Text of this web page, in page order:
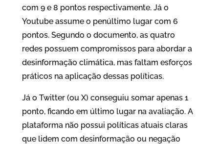
com 9 e 8 pontos respectivamente. Já o
Youtube assume o penúltimo lugar com 6
pontos. Segundo o documento, as quatro
redes possuem compromissos para abordar a
desinformação climática, mas faltam esforços
práticos na aplicação dessas políticas.
Já o Twitter (ou X) conseguiu somar apenas 1
ponto, ficando em último lugar na avaliação. A
plataforma não possui políticas atuais claras
que lidem com desinformação ou negação